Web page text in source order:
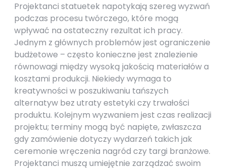
Projektanci statuetek napotykają szereg wyzwań
podczas procesu twórczego, które mogą
wpływać na ostateczny rezultat ich pracy.
Jednym z głównych problemów jest ograniczenie
budżetowe – często konieczne jest znalezienie
równowagi między wysoką jakością materiałów a
kosztami produkcji. Niekiedy wymaga to
kreatywności w poszukiwaniu tańszych
alternatyw bez utraty estetyki czy trwałości
produktu. Kolejnym wyzwaniem jest czas realizacji
projektu; terminy mogą być napięte, zwłaszcza
gdy zamówienie dotyczy wydarzeń takich jak
ceremonie wręczenia nagród czy targi branżowe.
Projektanci muszą umiejętnie zarządzać swoim